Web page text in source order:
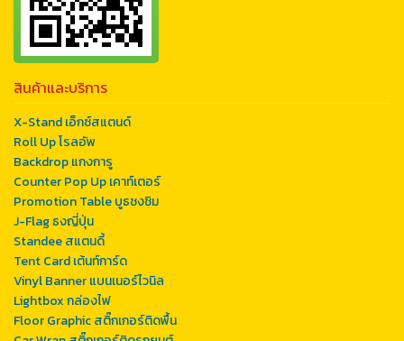
สินค้าและบริการ
X-Stand เอ็กซ์สแตนด์
Roll Up โรลอัพ
Backdrop แกงการู
Counter Pop Up เคาท์เตอร์
Promotion Table บูธชงชิม
J-Flag ธงญี่ปุ่น
Standee สแตนดี้
Tent Card เต้นท์การ์ด
Vinyl Banner แบนเนอร์ไวนิล
Lightbox กล่องไฟ
Floor Graphic สติ๊กเกอร์ติดพื้น